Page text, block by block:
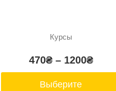
Курсы
470₴ – 1200₴
Выберите